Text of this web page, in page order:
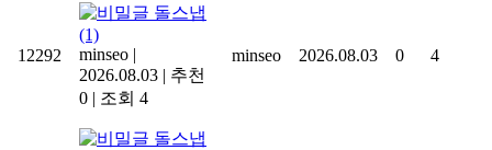
12292
돌스냅
(1)
minseo |
2026.08.03 | 추천
0 | 조회 4
minseo 2026.08.03 0 4
돌스냅